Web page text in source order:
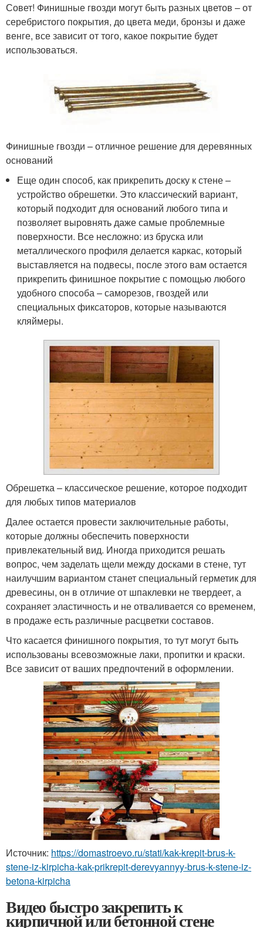
Совет! Финишные гвозди могут быть разных цветов – от
серебристого покрытия, до цвета меди, бронзы и даже
венге, все зависит от того, какое покрытие будет
использоваться.
Финишные гвозди – отличное решение для деревянных
оснований
Еще один способ, как прикрепить доску к стене –
устройство обрешетки. Это классический вариант,
который подходит для оснований любого типа и
позволяет выровнять даже самые проблемные
поверхности. Все несложно: из бруска или
металлического профиля делается каркас, который
выставляется на подвесы, после этого вам остается
прикрепить финишное покрытие с помощью любого
удобного способа – саморезов, гвоздей или
специальных фиксаторов, которые называются
кляймеры.
Обрешетка – классическое решение, которое подходит
для любых типов материалов
Далее остается провести заключительные работы,
которые должны обеспечить поверхности
привлекательный вид. Иногда приходится решать
вопрос, чем заделать щели между досками в стене, тут
наилучшим вариантом станет специальный герметик для
древесины, он в отличие от шпаклевки не твердеет, а
сохраняет эластичность и не отваливается со временем,
в продаже есть различные расцветки составов.
Что касается финишного покрытия, то тут могут быть
использованы всевозможные лаки, пропитки и краски.
Все зависит от ваших предпочтений в оформлении.
Источник: https://domastroevo.ru/stati/kak-krepit-brus-k-
stene-iz-kirpicha-kak-prikrepit-derevyannyy-brus-k-stene-iz-
betona-kirpicha
Видео быстро закрепить к
кирпичной или бетонной стене